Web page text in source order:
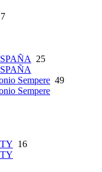
7
25
Sempere 49
Sempere
16